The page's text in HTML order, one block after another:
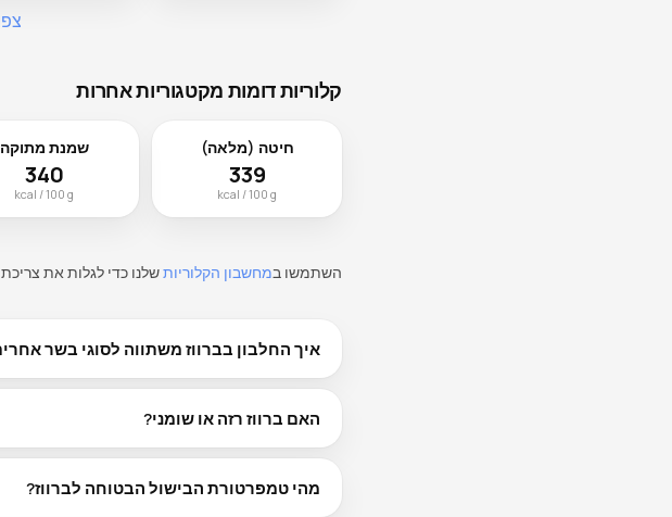
קלוריות דומות מקטגוריות אחרות
חיטה (מלאה)
339
kcal / 100 g
שמנת מתוקה
340
kcal / 100 g
השתמשו במחשבון הקלוריותשלנו כדי לגלות את
איך החלבון בברווז משתווה לסוגי בשר
וחזיר כ-27 גרם ל-100 גרם. תכולת החלבון יכולה להשתנות בהתאם לנתח ולשיטת ההכנה.
האם ברווז רזה או שומני?
נחשבים בדרך כלל רזים. חיתוך שומן נראה ובחירה
מהי טמפרטורת הבישול הבטוחה לברווז?